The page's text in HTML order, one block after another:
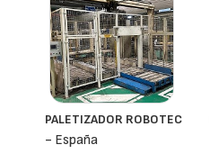
PALETIZADOR ROBOTEC
- España